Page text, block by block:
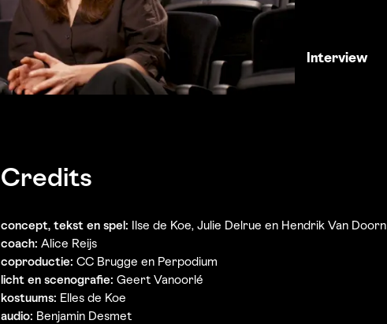
Interview
Credits
concept, tekst en spel: Ilse de Koe, Julie Delrue en Hendrik Van Doorn
coach: Alice Reijs
coproductie: CC Brugge en Perpodium
licht en scenografie: Geert Vanoorlé
kostuums: Elles de Koe
audio: Benjamin Desmet